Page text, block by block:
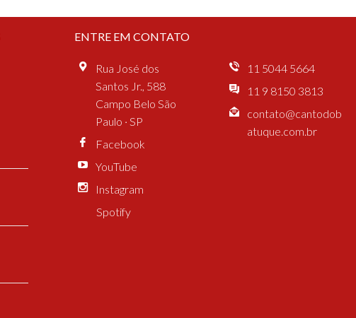
ENTRE EM CONTATO
Rua José dos
Santos Jr., 588
Campo Belo São
Paulo · SP
Facebook
YouTube
Instagram
Spotify
11 5044 5664
11 9 8150 3813
contato@cantodob
atuque.com.br